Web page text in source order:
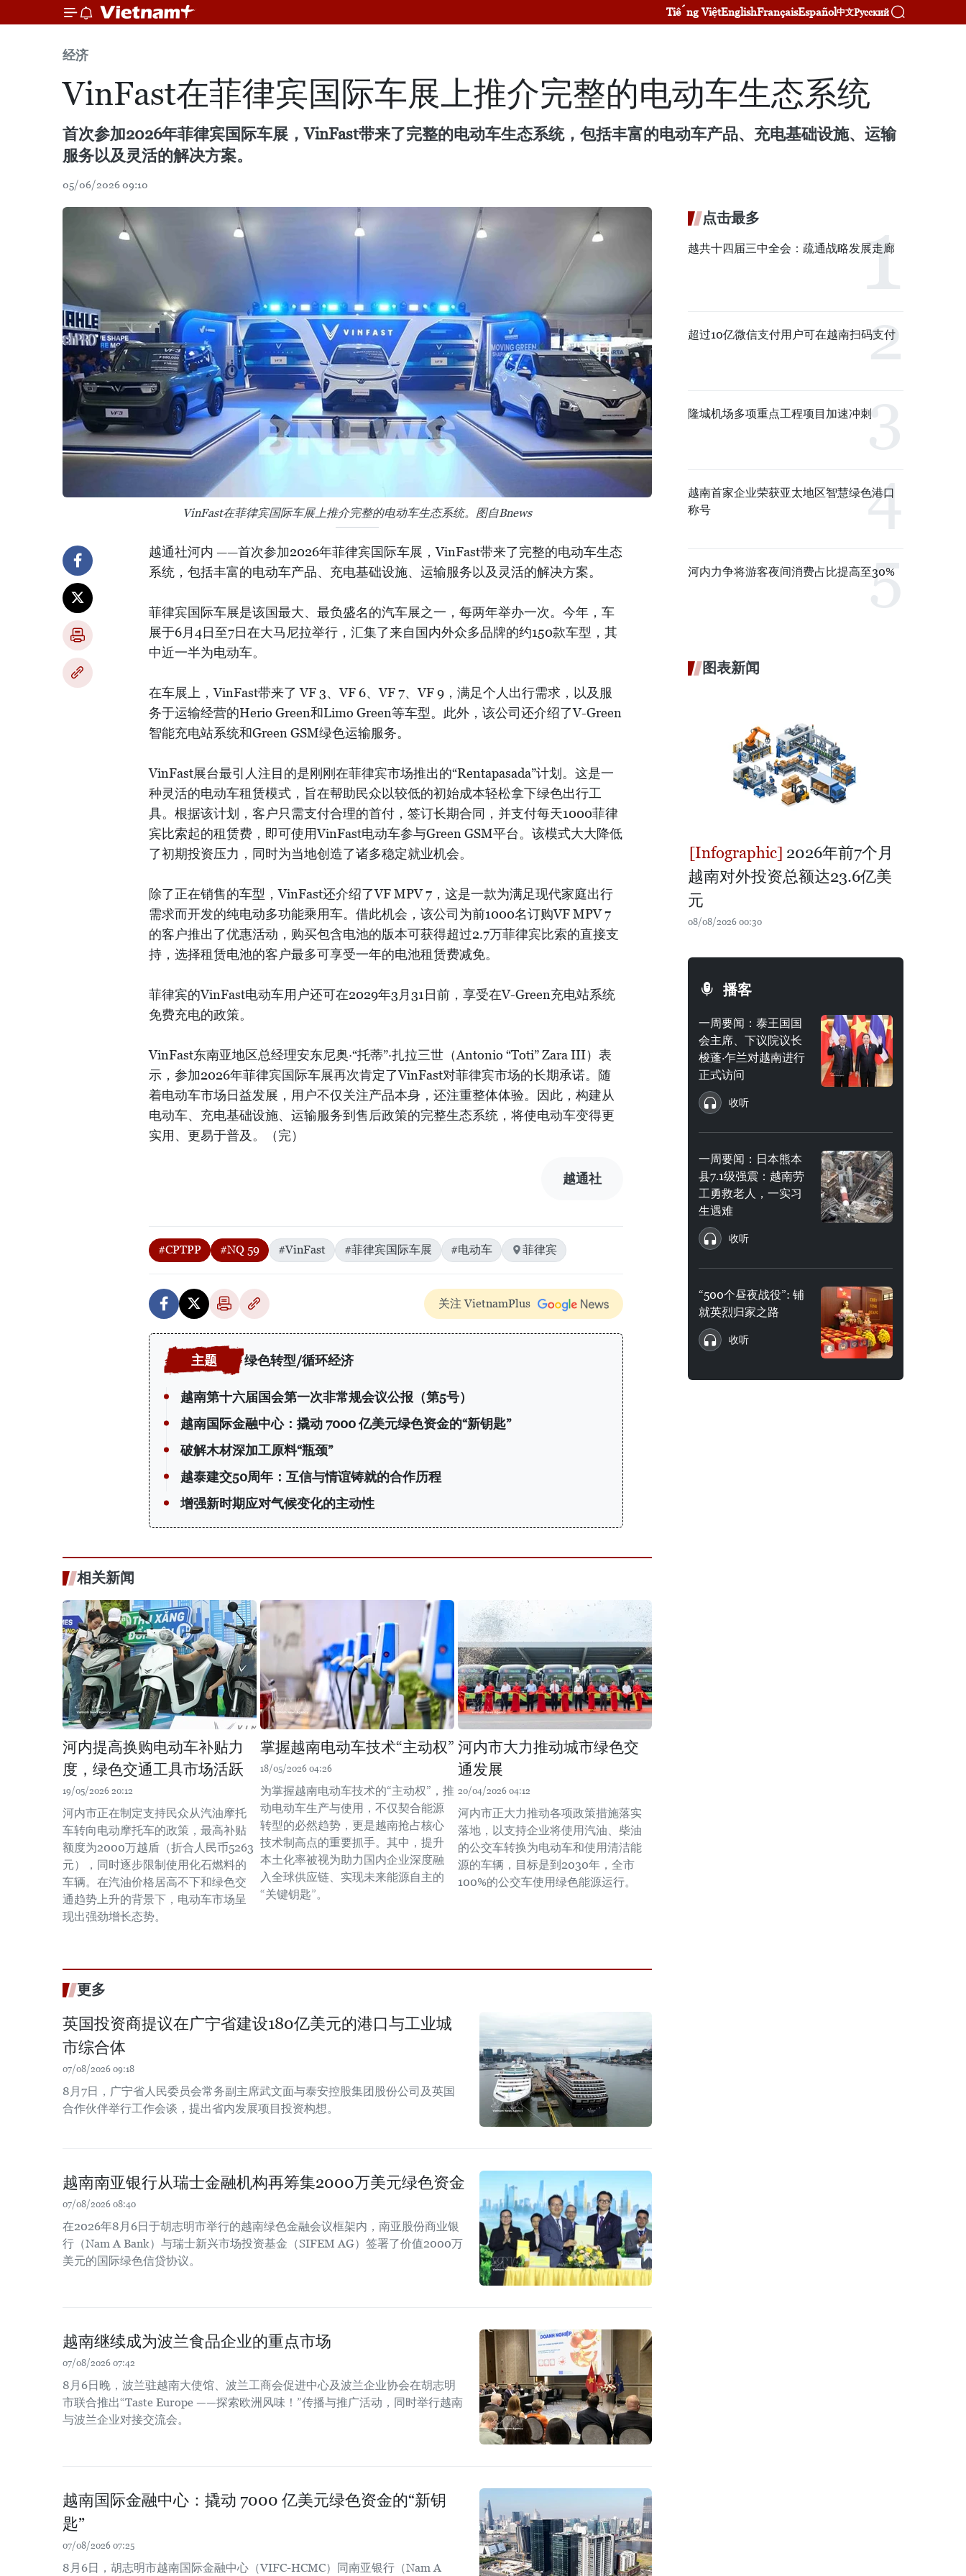
Tiếng ViệtEnglishFrançaisEspañol中文Русский
经济
VinFast在菲律宾国际车展上推介完整的电动车生态系统
首次参加2026年菲律宾国际车展，VinFast带来了完整的电动车生态系统，包括丰富的电动车产品、充电基础设施、运输
服务以及灵活的解决方案。
05/06/2026 09:10
VinFast在菲律宾国际车展上推介完整的电动车生态系统。图自Bnews
越通社河内 ——首次参加2026年菲律宾国际车展，VinFast带来了完整的电动车生态
系统，包括丰富的电动车产品、充电基础设施、运输服务以及灵活的解决方案。
菲律宾国际车展是该国最大、最负盛名的汽车展之一，每两年举办一次。今年，车
展于6月4日至7日在大马尼拉举行，汇集了来自国内外众多品牌的约150款车型，其
中近一半为电动车。
在车展上，VinFast带来了 VF 3、VF 6、VF 7、VF 9，满足个人出行需求，以及服
务于运输经营的Herio Green和Limo Green等车型。此外，该公司还介绍了V-Green
智能充电站系统和Green GSM绿色运输服务。
VinFast展台最引人注目的是刚刚在菲律宾市场推出的“Rentapasada”计划。这是一
种灵活的电动车租赁模式，旨在帮助民众以较低的初始成本轻松拿下绿色出行工
具。根据该计划，客户只需支付合理的首付，签订长期合同，并支付每天1000菲律
宾比索起的租赁费，即可使用VinFast电动车参与Green GSM平台。该模式大大降低
了初期投资压力，同时为当地创造了诸多稳定就业机会。
除了正在销售的车型，VinFast还介绍了VF MPV 7，这是一款为满足现代家庭出行
需求而开发的纯电动多功能乘用车。借此机会，该公司为前1000名订购VF MPV 7
的客户推出了优惠活动，购买包含电池的版本可获得超过2.7万菲律宾比索的直接支
持，选择租赁电池的客户最多可享受一年的电池租赁费减免。
菲律宾的VinFast电动车用户还可在2029年3月31日前，享受在V-Green充电站系统
免费充电的政策。
VinFast东南亚地区总经理安东尼奥·“托蒂”·扎拉三世（Antonio “Toti” Zara III）表
示，参加2026年菲律宾国际车展再次肯定了VinFast对菲律宾市场的长期承诺。随
着电动车市场日益发展，用户不仅关注产品本身，还注重整体体验。因此，构建从
电动车、充电基础设施、运输服务到售后政策的完整生态系统，将使电动车变得更
实用、更易于普及。（完）
越通社
#CPTPP #NQ 59 #VinFast #菲律宾国际车展 #电动车 菲律宾
关注 VietnamPlus
绿色转型/循环经济
越南第十六届国会第一次非常规会议公报（第5号）
越南国际金融中心：撬动 7000 亿美元绿色资金的“新钥匙”
破解木材深加工原料“瓶颈”
越泰建交50周年：互信与情谊铸就的合作历程
增强新时期应对气候变化的主动性
相关新闻
河内提高换购电动车补贴力
度，绿色交通工具市场活跃
19/05/2026 20:12
河内市正在制定支持民众从汽油摩托
车转向电动摩托车的政策，最高补贴
额度为2000万越盾（折合人民币5263
元），同时逐步限制使用化石燃料的
车辆。在汽油价格居高不下和绿色交
通趋势上升的背景下，电动车市场呈
现出强劲增长态势。
掌握越南电动车技术“主动权”
18/05/2026 04:26
为掌握越南电动车技术的“主动权”，推
动电动车生产与使用，不仅契合能源
转型的必然趋势，更是越南抢占核心
技术制高点的重要抓手。其中，提升
本土化率被视为助力国内企业深度融
入全球供应链、实现未来能源自主的
“关键钥匙”。
河内市大力推动城市绿色交
通发展
20/04/2026 04:12
河内市正大力推动各项政策措施落实
落地，以支持企业将使用汽油、柴油
的公交车转换为电动车和使用清洁能
源的车辆，目标是到2030年，全市
100%的公交车使用绿色能源运行。
更多
英国投资商提议在广宁省建设180亿美元的港口与工业城
市综合体
07/08/2026 09:18
8月7日，广宁省人民委员会常务副主席武文面与泰安控股集团股份公司及英国
合作伙伴举行工作会谈，提出省内发展项目投资构想。
越南南亚银行从瑞士金融机构再筹集2000万美元绿色资金
07/08/2026 08:40
在2026年8月6日于胡志明市举行的越南绿色金融会议框架内，南亚股份商业银
行（Nam A Bank）与瑞士新兴市场投资基金（SIFEM AG）签署了价值2000万
美元的国际绿色信贷协议。
越南继续成为波兰食品企业的重点市场
07/08/2026 07:42
8月6日晚，波兰驻越南大使馆、波兰工商会促进中心及波兰企业协会在胡志明
市联合推出“Taste Europe ——探索欧洲风味！”传播与推广活动，同时举行越南
与波兰企业对接交流会。
越南国际金融中心：撬动 7000 亿美元绿色资金的“新钥
匙”
07/08/2026 07:25
8月6日，胡志明市越南国际金融中心（VIFC-HCMC）同南亚银行（Nam A
点击最多
越共十四届三中全会：疏通战略发展走廊
超过10亿微信支付用户可在越南扫码支付
隆城机场多项重点工程项目加速冲刺
越南首家企业荣获亚太地区智慧绿色港口
称号
河内力争将游客夜间消费占比提高至30%
图表新闻
2026年前7个月
越南对外投资总额达23.6亿美
元
08/08/2026 00:30
播客
一周要闻：泰王国国
会主席、下议院议长
梭蓬·乍兰对越南进行
正式访问
收听
一周要闻：日本熊本
县7.1级强震：越南劳
工勇救老人，一实习
生遇难
收听
“500个昼夜战役”: 铺
就英烈归家之路
收听